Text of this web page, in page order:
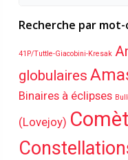
Recherche par mot-
41P/Tuttle-Giacobini-Kresak
globulaires
Binaires à éclipses
(Lovejoy)